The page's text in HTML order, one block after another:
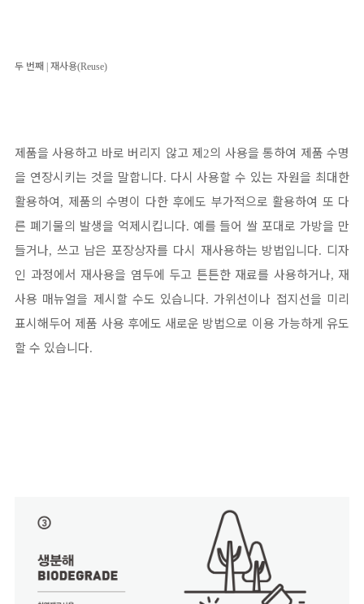
두 번째 | 재사용(Reuse)
제품을 사용하고 바로 버리지 않고 제2의 사용을 통하여 제품 수명
을 연장시키는 것을 말합니다. 다시 사용할 수 있는 자원을 최대한
활용하여 , 제품의 수명이 다한 후에도 부가적으로 활용하여 또 다
른 폐기물의 발생을 억제시킵니다. 예를 들어 쌀 포대로 가방을 만
들거나, 쓰고 남은 포장상자를 다시 재사용하는 방법입니다. 디자
인 과정에서 재사용을 염두에 두고 튼튼한 재료를 사용하거나, 재
사용 매뉴얼을 제시할 수도 있습니다. 가위선이나 접지선을 미리
표시해두어 제품 사용 후에도 새로운 방법으로 이용 가능하게 유도
할 수 있습니다.